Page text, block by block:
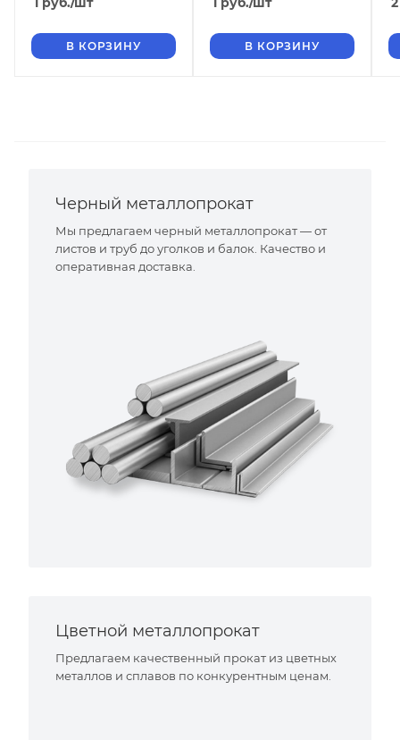
В КОРЗИНУ В КОРЗИНУ
Черный металлопрокат
Мы предлагаем черный металлопрокат — от
листов и труб до уголков и балок. Качество и
оперативная доставка.
Цветной металлопрокат
Предлагаем качественный прокат из цветных
металлов и сплавов по конкурентным ценам.